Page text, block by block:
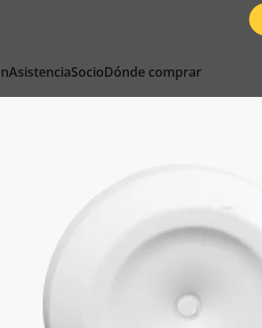
AsistenciaSocioDónde comprar